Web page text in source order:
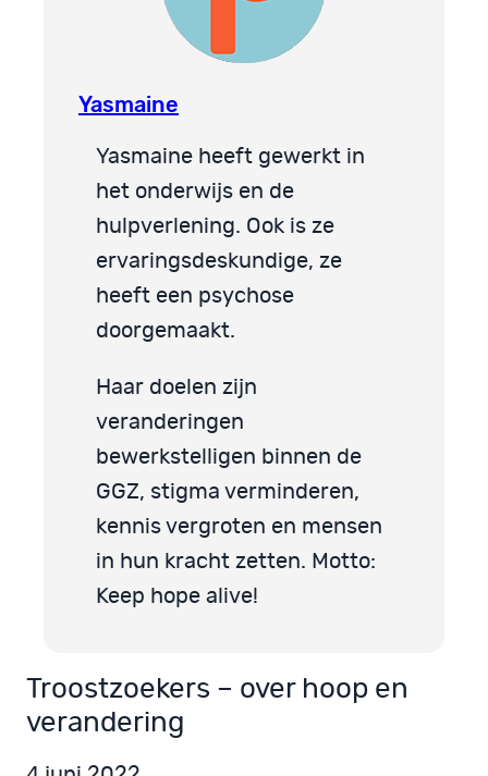
Yasmaine
Yasmaine heeft gewerkt in
het onderwijs en de
hulpverlening. Ook is ze
ervaringsdeskundige, ze
heeft een psychose
doorgemaakt.
Haar doelen zijn
veranderingen
bewerkstelligen binnen de
GGZ, stigma verminderen,
kennis vergroten en mensen
in hun kracht zetten. Motto:
Keep hope alive!
Troostzoekers – over hoop en
verandering